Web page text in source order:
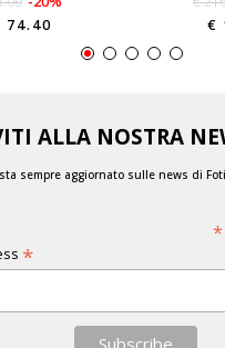
74.40
€
ALLA NOSTRA
sempre aggiornato sulle news di
*
*